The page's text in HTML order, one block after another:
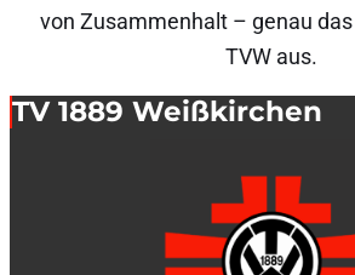
von Zusammenhalt – genau
TVW aus.
TV 1889 Weißkirchen